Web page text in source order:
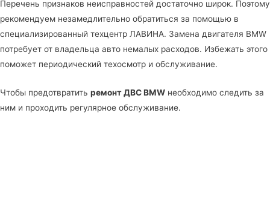
Перечень признаков неисправностей достаточно широк. Поэтому
рекомендуем незамедлительно обратиться за помощью в
специализированный техцентр ЛАВИНА. Замена двигателя BMW
потребует от владельца авто немалых расходов. Избежать этого
поможет периодический техосмотр и обслуживание.
Чтобы предотвратить ремонт ДВС BMW необходимо следить за
ним и проходить регулярное обслуживание.